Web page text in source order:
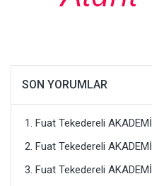
SON YORUMLAR
Fuat Tekedereli AKADEMİ
Fuat Tekedereli AKADEMİ
Fuat Tekedereli AKADEMİ